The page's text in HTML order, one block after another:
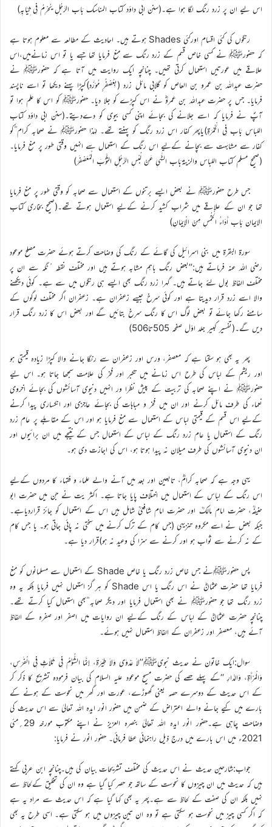
اس لیے ان پر زرد رنگ لگا ہوا ہے۔(سنن ابی داؤد کتاب المناسک بَاب الرَّجُلِ يُحْرِمُ فِي ثِيَابِهِ)
رنگوں کی کئی اقسام اورکئی Shades ہوتے ہیں۔ احادیث کے مطالعہ سے معلوم ہوتا ہے
کہ حضورﷺ نے کسی خاص قسم کے زرد رنگ سے منع فرمایا تھا جسے یا تو اس زمانےمیں،اس
علاقے میں عورتیں استعمال کرتی تھیں۔ چنانچہ ایک روایت میں آتا ہے کہ حضورﷺ نے
حضرت عبداللہ بن عمرو بن العاص کو گلابی مائل زرد (بِعُصْفُرٍ مُوَرَّد)کپڑا پہنے دیکھا تو اسے ناپسند
فرمایا۔ جس پر حضرت عبداللہ بن عمروؓ نے اس کپڑے کو جلا دیا۔ حضورﷺ کو اس کا علم ہوا تو
آپؐ نے فرمایا کہ اسے جلانے کی بجائے اپنی کسی بیوی کو دےدیتے۔(سنن ابی داؤد کتاب
اللباس بَاب فِي الْحُمْرَةِ)یاپھر کفار اس زرد رنگ کو پہنتے تھے۔ لہٰذا حضورﷺ نے صحابہ کرام ؓکو
کفار سے مشابہت سے بچانے کےلیے اس رنگ کے استعمال سے انہیں وقتی طور پر منع فرمایا۔
(صحیح مسلم کتاب اللباس والزینۃبَاب النَّهْيِ عَنْ لُبْسِ الرَّجُلِ الثَّوْبَ الْمُعَصْفَرَ)
جس طرح حضورﷺ نے بعض ایسے برتنوں کے استعمال سے صحابہ کو وقتی طور پر منع فرمایا
تھا جو ان کے علاقے میں شراب کشید کرنے کےلیے استعمال ہوتے تھے۔(صحیح بخاری کتاب
الایمان بَاب أَدَاءُ الْخُمُسِ مِنْ الْإِيمَانِ)
سورۃ البقرۃ میں بنی اسرائیل کی گائے کے رنگ کی وضاحت کرتے ہوئے حضرت مصلح موعود
رضی اللہ عنہ فرماتے ہیں:’’بعض رنگ باہم مشابہ ہوتے ہیں اور مختلف نقطہ ٔنگہ سے ان پر
مختلف الفاظ بول لئے جاتے ہیں۔ گہرا زرد رنگ بھی ایسے ہی رنگوں میں سے ہے۔ کوئی دیکھنے
والا اسے زرد قرار دیدیتا ہے اور کوئی سرخ جیسے زعفران ہے۔ زعفران اگر مختلف لوگوں کے
سامنے رکھا جائے تو بعض لوگ اس کا رنگ سرخ بتائیں گے اور بعض اس کا زرد رنگ قرار
دیں گے۔(تفسیر کبیر جلد اوّل صفحہ 505تا506)
پھر یہ بھی ہو سکتا ہے کہ معصفر، ورس اور زعفران سے رنگا جانے والا کپڑا زیادہ قیمتی ہو
اور ریشم کے لباس کی طرح اس زمانے میں تکبر اور فخر کی علامت سمجھا جاتا ہو۔ اس لیے
حضورﷺ نے اپنے صحابہ کی تربیت کے پیش نظرا ور انہیں دنیوی آسائشوں کی بجائے اخروی
نعماء کی طرف مائل کرنے اور ان میں فخر و مباہات کی بجائے عاجزی اور انکساری پیدا کرنے
کےلیے اس قسم کے قیمتی لباس کے استعمال سے منع فرمایا ہو اور اس کے مقابلے پر عام زرد
رنگ کے استعمال یا عام زرد رنگ کے لباس کے استعمال جس کے نتیجے میں ان برائیوں اور
ان دنیوی آسائشوں کی طرف میلان نہ پیدا ہوتا ہو، اس کی اجازت دی ہو۔
یہی وجہ ہے کہ صحابہ کرامؓ، تابعین اور بعد میں آنے والے علماء و فقہاء کا مردوں کےلیے
اس رنگ کے لباس کے استعمال میں اختلاف پایا جاتا ہے۔ اکثر یت نے جن میں حضرت ابو
حنیفؒہ، حضرت امام مالکؒ اور حضرت امام شافعیؒ شامل ہیں اس کے استعمال کو جائز قراردیاہے۔
جبکہ بعض نے اسے مکروہ تنزیہی (جس کام کے ترک کرنے میں سختی نہ پائی جاتی ہو۔ یا جس کام
کے نہ کرنے سے ثواب ہو اور کرنے سے سزا کی وعید نہ ہو)قرار دیا ہے۔
پس حضورﷺنے جس خاص زرد رنگ یا خاص Shade کے استعمال سے مسلمانوں کو منع
فرمایا تھا حضرت عثمانؓ نے اس رنگ یا اس Shade کو ہر گز استعمال نہیں فرمایا بلکہ یہ وہ
زرد رنگ تھا جو حضورﷺ نے بھی استعمال فرمایا اور دیگر صحابہ ؓبھی استعمال کیا کرتے تھے۔
چنانچہ حضرت عثمانؓ کے لباس کے رنگ کےلیے ان روایات میں اصفر اور صفرہ کے الفاظ
آئے ہیں، معصفر اور زعفران کے الفاظ استعمال نہیں ہوئے۔
سوال:ایک خاتون نے حدیث نبویﷺ’’لاَ عَدْوَى وَلاَ طِيَرَةَ، إِنَّمَا الشُّؤْمُ فِي ثَلاَثٍ فِي الْفَرَسِ،
وَالْمَرْأَةِ، وَالدَّارِ ‘‘کے پہلے حصے کی حضرت مسیح موعود علیہ السلام کی بیان فرمودہ تشریح کا ذکر کر
کے اس حدیث کے دوسرے حصہ یعنی گھوڑے، عورت اور گھر میں نحوست کے ہونے کے
بارے میں کیے جانے والے اعتراض کے ضمن میں حضور انور ایدہ اللہ تعالیٰ سے اس حدیث کی
وضاحت چاہی ہے۔حضور انور ایدہ اللہ تعالیٰ بنصرہ العزیز نے اپنے مکتوب مورخہ 29؍مئی
2021ء میں اس بارے میں درج ذیل راہنمائی عطا فرمائی۔ حضور انور نے فرمایا:
جواب:شارحین حدیث نے اس حدیث کی مختلف تشریحات بیان کی ہیں۔چنانچہ ابن عربی کہتے
ہیں کہ حدیث میں ان چیزوں کا نحوست کے ساتھ جو حصر کیا گیا ہے وہ ان کی تخلیق کےلحاظ سے
نہیں بلکہ ان کی صفت کے لحاظ سے ہے۔پھر یہ بھی کہا گیا ہے کہ اس حدیث سے مراد یہ ہے
کہ اگر کسی چیز میں نحوست ہو سکتی ہے تو وہ ان تین چیزوں میں ہو سکتی ہے۔ اسی طرح یہ بھی